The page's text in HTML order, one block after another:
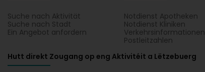
Suche nach Aktivität
Suche nach Stadt
Ein Angebot anfordern
Notdienst Apotheken
Notdienst Kliniken
Verkehrsinformationen
Postleitzahlen
Hutt direkt Zougang op eng Aktivitéit a Lëtzebuerg